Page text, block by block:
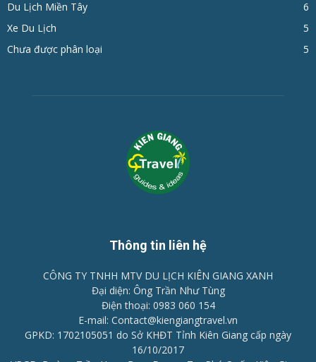
Du Lịch Miền Tây
6
Xe Du Lịch
5
Chưa được phân loại
5
Thông tin liên hệ
CÔNG TY TNHH MTV DU LỊCH KIÊN GIANG XANH
Đại diện: Ông Trần Như Tùng
Điện thoại: 0983 060 154
E-mail: Contact@kiengiangtravel.vn
GPKD: 1702105051 do Sở KHĐT Tỉnh Kiên Giang cấp ngày
16/10/2017